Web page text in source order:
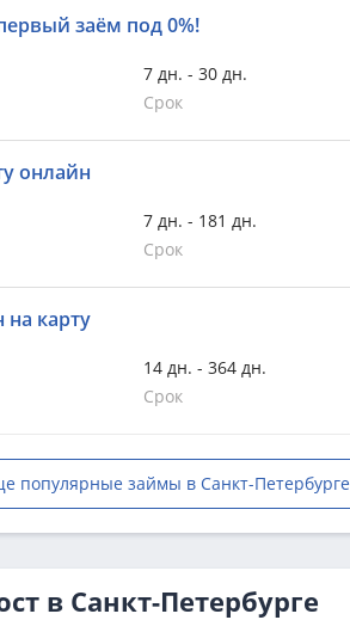
заём под 0%!
7 дн. - 30 дн.
Срок
онлайн
7 дн. - 181 дн.
Срок
карту
14 дн. - 364 дн.
Срок
популярные займы в Санкт-Петербурге
в Санкт-Петербурге